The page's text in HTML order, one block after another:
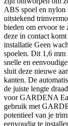
ABS spoel en nylon
uitstekend
bieden om ervoor te
deze in contact
installatie Geen
spoelen. Dit 1,6 mm
snelle en
sluit deze nieuwe
kanten. De
de juiste lengte
voor GARDENA
gebruik met
potentieel van je
eenvoudig te